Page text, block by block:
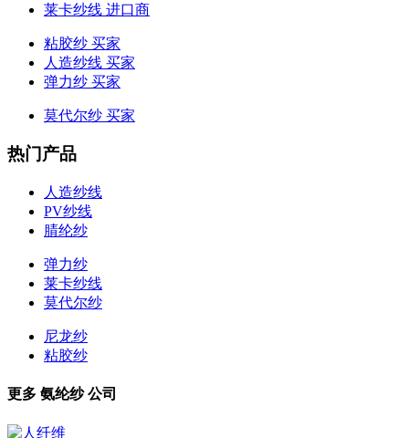
莱卡纱线 进口商
粘胶纱 买家
人造纱线 买家
弹力纱 买家
莫代尔纱 买家
热门产品
人造纱线
PV纱线
腈纶纱
弹力纱
莱卡纱线
莫代尔纱
尼龙纱
粘胶纱
更多 氨纶纱公司